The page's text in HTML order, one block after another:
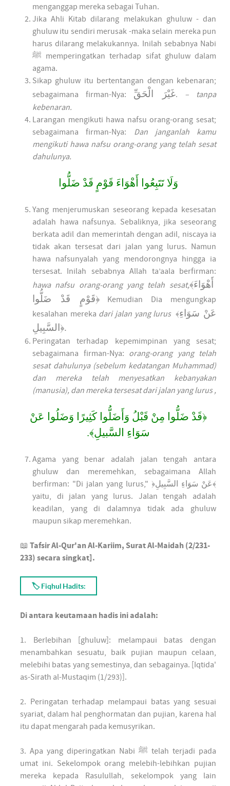
menganggap mereka sebagai Tuhan.
Jika Ahli Kitab dilarang melakukan ghuluw - dan
ghuluw itu sendiri merusak -maka selain mereka pun
harus dilarang melakukannya. Inilah sebabnya Nabi
ﷺ memperingatkan terhadap sifat ghuluw dalam
agama.
Sikap ghuluw itu bertentangan dengan kebenaran;
sebagaimana firman-Nya: غَيْرَ الْحَقِّ.
– tanpa
kebenaran.
Larangan mengikuti hawa nafsu orang-orang sesat;
sebagaimana firman-Nya: Dan janganlah kamu
mengikuti hawa nafsu orang-orang yang telah sesat
dahulunya.
وَلَا تَتَبِعُوا أَهْوَاءَ قَوْمٍ قَدْ ضَلُّوا
Yang menjerumuskan seseorang kepada kesesatan
adalah hawa nafsunya. Sebaliknya, jika seseorang
berkata adil dan memerintah dengan adil, niscaya ia
tidak akan tersesat dari jalan yang lurus. Namun
hawa nafsunyalah yang mendorongnya hingga ia
tersesat. Inilah sebabnya Allah ta’aala berfirman:
hawa nafsu orang-orang yang telah sesat,﴾أَهْوَاءَ
قَوْمٍ قَدْ ضَلُّوا﴿Kemudian Dia mengungkap
kesalahan mereka dari jalan yang lurus﴾عَنْ سَوَاءِ
السَّبِيلِ ﴿.
Peringatan terhadap kepemimpinan yang sesat;
sebagaimana firman-Nya: orang-orang yang telah
sesat dahulunya (sebelum kedatangan Muhammad)
dan mereka telah menyesatkan kebanyakan
(manusia), dan mereka tersesat dari jalan yang lurus ,
﴿قَدْ ضَلُّوا مِنْ قَبْلُ وَأَضَلُّوا كَثِيرًا وَضَلُوا عَنْ
سَوَاءِ السَّبيلِ﴾.
Agama yang benar adalah jalan tengah antara
ghuluw dan meremehkan, sebagaimana Allah
berfirman: "Di jalan yang lurus," ﴿عَنْ سَوَاءِ السَّبِيلِ﴾
yaitu, di jalan yang lurus. Jalan tengah adalah
keadilan, yang di dalamnya tidak ada ghuluw
maupun sikap meremehkan.
📖 Tafsir Al-Qur'an Al-Kariim, Surat Al-Maidah (2/231-
233) secara singkat].
🏷 Fiqhul Hadits:
Di antara keutamaan hadis ini adalah:
1. Berlebihan [ghuluw]: melampaui batas dengan
menambahkan sesuatu, baik pujian maupun celaan,
melebihi batas yang semestinya, dan sebagainya. [Iqtida'
as-Sirath al-Mustaqim (1/293)].
2. Peringatan terhadap melampaui batas yang sesuai
syariat, dalam hal penghormatan dan pujian, karena hal
itu dapat mengarah pada kemusyrikan.
3. Apa yang diperingatkan Nabi ﷺ telah terjadi pada
umat ini. Sekelompok orang melebih-lebihkan pujian
mereka kepada Rasulullah, sekelompok yang lain